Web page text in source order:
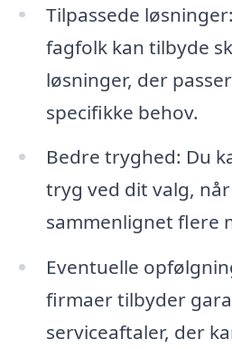
Tilpassede
fagfolk kan tilbyde
løsninger, der
specifikke behov.
Bedre tryghed: Du
tryg ved dit valg,
sammenlignet flere
Eventuelle
firmaer tilbyder
serviceaftaler, der